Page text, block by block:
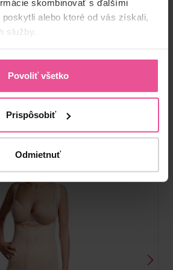
skombinovať s ďalšími
alebo ktoré od vás získali,
služby.
Povoliť všetko
Prispôsobiť
Odmietnuť
– so zapínaním na zips na oboch
Skladom
87,90€